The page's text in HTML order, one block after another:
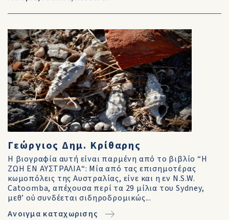
Γεώργιος Δημ. Κρίθαρης
Η βιογραφία αυτή είναι παρμένη από το βιβλίο “Η
ΖΩΗ ΕΝ ΑΥΣΤΡΑΛΙΑ“: Μία από τας επισημοτέρας
κωμοπόλεις της Αυστραλίας, είνε και η εν N.S.W.
Catoomba, απέχουσα περί τα 29 μίλια του Sydney,
μεθ’ ού συνδέεται σιδηροδρομικώς...
Ανοιγμα καταχωρισης